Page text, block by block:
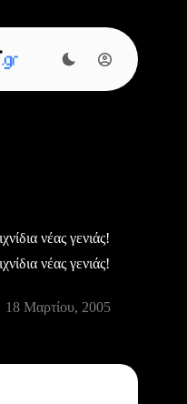
νέας γενιάς!
νέας γενιάς!
18 Μαρτίου, 2005